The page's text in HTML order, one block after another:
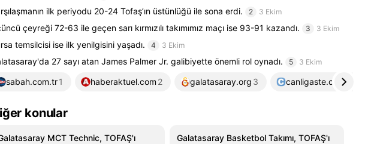
ilk periyodu 20-24 Tofaş’ın üstünlüğü ile sona erdi. 2 3 Ekim
çeyreği 72-63 ile geçen sarı kırmızılı takımımız maçı ise 93-91 kazandı. 3 3 Ekim
temsilcisi ise ilk yenilgisini yaşadı. 4 3 Ekim
27 sayı atan James Palmer Jr. galibiyette önemli rol oynadı. 5 3 Ekim
sabah.com.tr1 haberaktuel.com 2 galatasaray.org 3 canligaste.com
konular
MCT Technic, TOFAŞ'ı
Galatasaray Basketbol Takımı, TOFAŞ'ı